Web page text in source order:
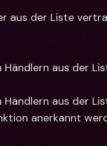
aus der Liste
Händlern aus der
Händlern aus der
anerkannt